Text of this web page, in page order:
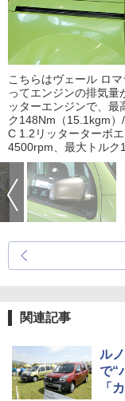
こちらはヴェール ロ
ってエンジンの排気量
ッターエンジンで、
ク148Nm（15.1kgm
C 1.2リッターターボ
4500rpm、最大トルク
関連記事
ル
で“
「